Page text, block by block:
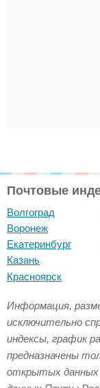
Почтовые
Волгоград
Воронеж
Екатеринбург
Казань
Красноярск
Информация,
исключительно
индексы, график
предназначены
открытых